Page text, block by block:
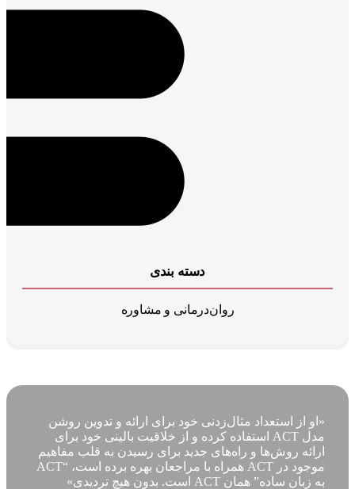
دسته بندی
روان‌درمانی و مشاوره
«او از استعداد مثال‌زدنی خود برای ارائه و تدوین روشن
مدل ACT استفاده کرده و از خلاقیت بالینی خود برای
ارائه روش‌ها و راه‌های جدید برای رسیدن به قلب مفاهیم
موجود در ACT همراه با مراجعان بهره برده است، “ACT
به زبان ساده” همان ACT است. بدون هیچ تردیدی»